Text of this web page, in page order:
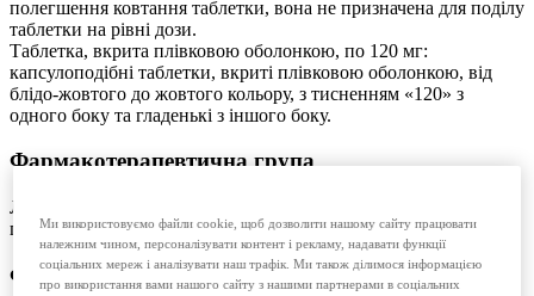
полегшення ковтання таблетки, вона не призначена для поділу
таблетки на рівні дози.
Таблетка, вкрита плівковою оболонкою, по 120 мг:
капсулоподібні таблетки, вкриті плівковою оболонкою, від
блідо-жовтого до жовтого кольору, з тисненням «120» з
одного боку та гладенькі з іншого боку.
Фармакотерапевтична група
Лікарські засоби для лікування подагри. Лікарські засоби, що
пригнічують утворення сечової кислоти. Код АТХ М04А А03.
Фармакологічні властивості
Ми використовуємо файли cookie, щоб дозволити нашому сайту працювати
належним чином, персоналізувати контент і рекламу, надавати функції
соціальних мереж і аналізувати наш трафік. Ми також ділимося інформацією
про використання вами нашого сайту з нашими партнерами в соціальних